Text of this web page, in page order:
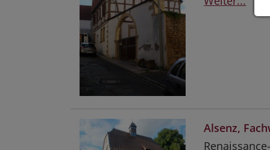
Alsenz,